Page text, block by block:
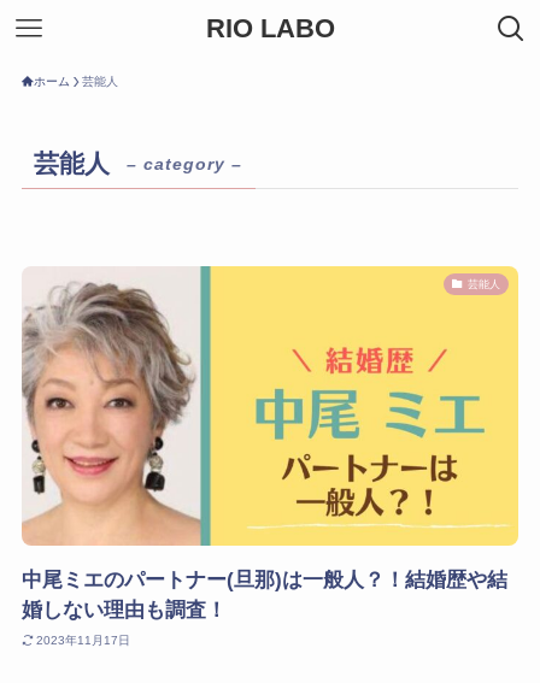
RIO LABO
ホーム 芸能人
芸能人 – category –
芸能人
中尾ミエのパートナー(旦那)は一般人？！結婚歴や結
婚しない理由も調査！
2023年11月17日